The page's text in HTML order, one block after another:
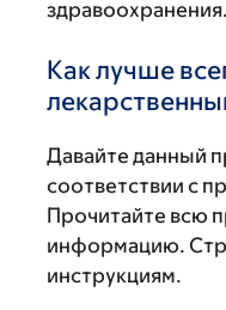
здравоохранения.
Как лучше
Давайте данный
соответствии с
Прочитайте всю
информацию.
инструкциям.